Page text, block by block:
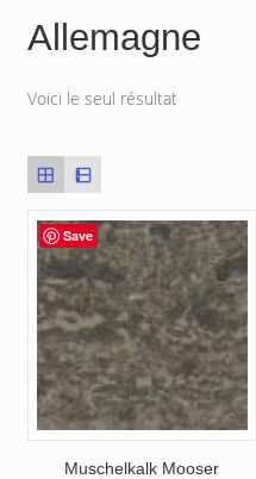
Allemagne
Voici le seul résultat
Save
Muschelkalk Mooser